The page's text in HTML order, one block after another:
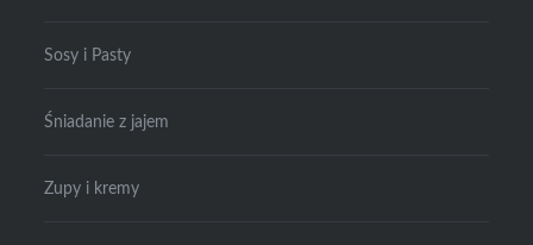
Sosy i Pasty
Śniadanie z jajem
Zupy i kremy